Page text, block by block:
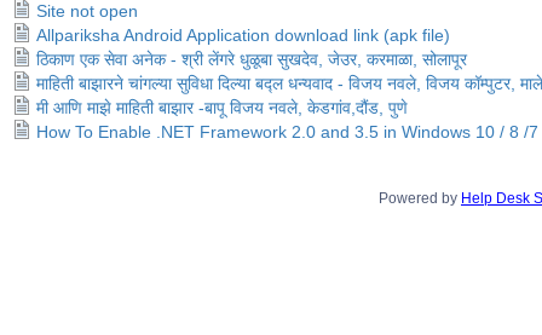
Site not open
Allpariksha Android Application download link (apk file)
ठिकाण एक सेवा अनेक - श्री लेंगरे धुळूबा सुखदेव, जेउर, करमाळा, सोलापूर
माहिती बाझारने चांगल्या सुविधा दिल्या बद्ल धन्यवाद - विजय नवले, विजय कॉम्पुटर,
मी आणि माझे माहिती बाझार -बापू विजय नवले, केडगांव,दौंड, पुणे
How To Enable .NET Framework 2.0 and 3.5 in Windows 10 / 8 /7
Powered by Help Desk